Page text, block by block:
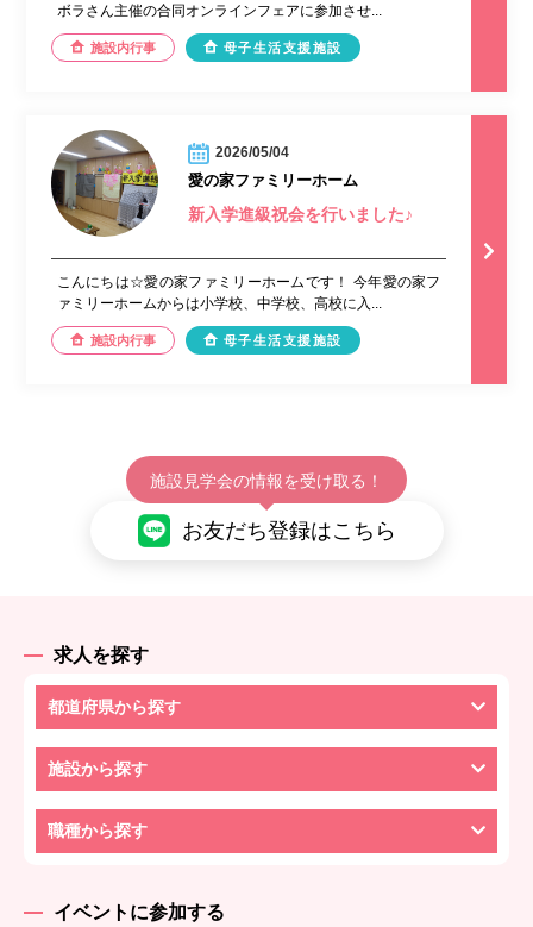
ボラさん主催の合同オンラインフェアに参加させ...
施設内行事 母子生活支援施設
2026/05/04
愛の家ファミリーホーム
新入学進級祝会を行いました♪
こんにちは☆愛の家ファミリーホームです！ 今年愛の家フ
ァミリーホームからは小学校、中学校、高校に入...
施設内行事 母子生活支援施設
施設見学会の情報を受け取る！
お友だち登録はこちら
求人を探す
都道府県から探す
施設から探す
職種から探す
イベントに参加する